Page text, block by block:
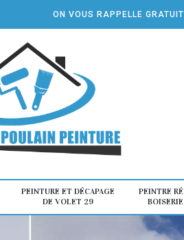
ON VOUS RAPPELLE
PEINTURE ET DÉCAPAGE
DE VOLET 29
PEINTRE